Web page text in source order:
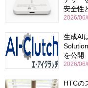
安全性
2026/
生成AI
を公開
2026/
HTCの